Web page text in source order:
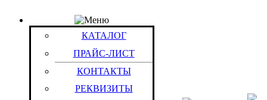
КАТАЛОГ
ПРАЙС-ЛИСТ
КОНТАКТЫ
РЕКВИЗИТЫ
Группа: Nokia
Группы / Товары